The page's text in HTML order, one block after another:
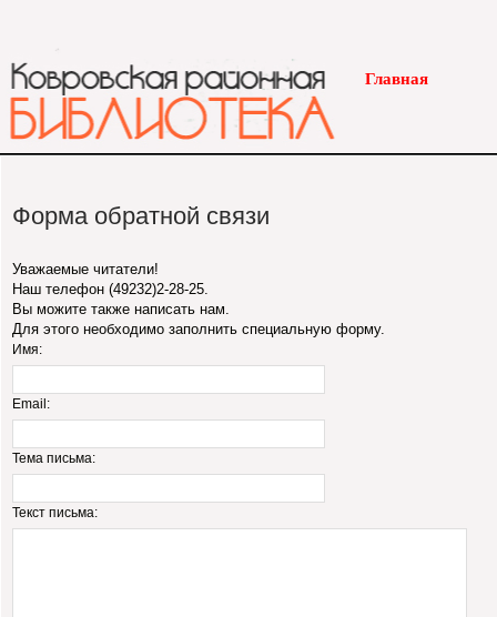
Главная
Форма обратной связи
Уважаемые читатели!
Наш телефон (49232)2-28-25.
Вы можите также написать нам.
Для этого необходимо заполнить специальную форму.
Имя:
Email:
Тема письма:
Текст письма: